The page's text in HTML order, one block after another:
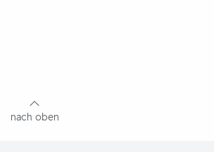
nach oben